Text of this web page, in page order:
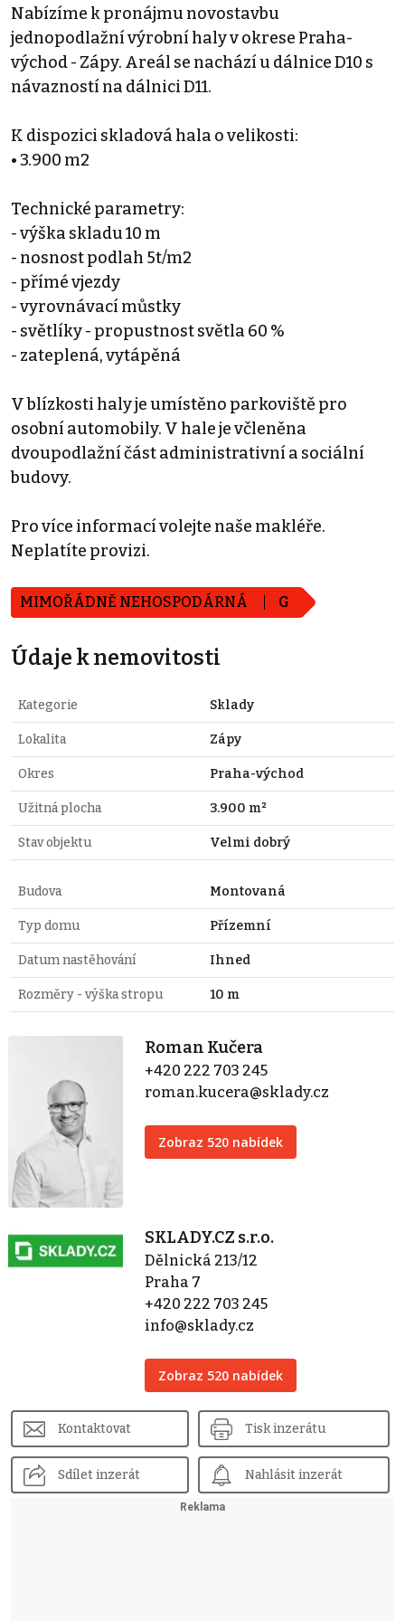
Nabízíme k pronájmu novostavbu
jednopodlažní výrobní haly v okrese Praha-
východ - Zápy. Areál se nachází u dálnice D10 s
návazností na dálnici D11.
K dispozici skladová hala o velikosti:
• 3.900 m2
Technické parametry:
- výška skladu 10 m
- nosnost podlah 5t/m2
- přímé vjezdy
- vyrovnávací můstky
- světlíky - propustnost světla 60 %
- zateplená, vytápěná
V blízkosti haly je umístěno parkoviště pro
osobní automobily. V hale je včleněna
dvoupodlažní část administrativní a sociální
budovy.
Pro více informací volejte naše makléře.
Neplatíte provizi.
MIMOŘÁDNĚ NEHOSPODÁRNÁ G
Údaje k nemovitosti
Kategorie Sklady
Lokalita Zápy
Okres Praha-východ
Užitná plocha 3.900 m²
Stav objektu Velmi dobrý
Budova Montovaná
Typ domu Přízemní
Datum nastěhování Ihned
Rozměry - výška stropu 10 m
Roman Kučera
+420 222 703 245
roman.kucera@sklady.cz
Zobraz 520 nabídek
SKLADY.CZ s.r.o.
Dělnická 213/12
Praha 7
+420 222 703 245
info@sklady.cz
Zobraz 520 nabídek
Kontaktovat Tisk inzerátu
Sdílet inzerát Nahlásit inzerát